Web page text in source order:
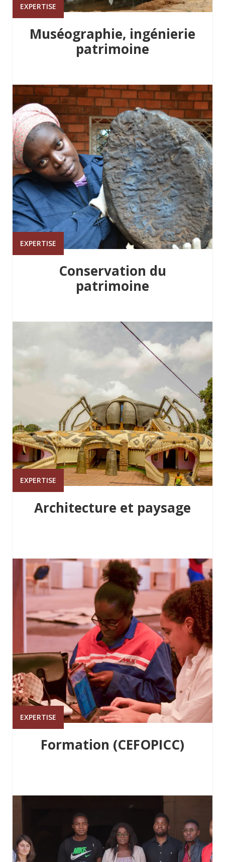
EXPERTISE
Muséographie, ingénierie
patrimoine
EXPERTISE
Conservation du
patrimoine
EXPERTISE
Architecture et paysage
EXPERTISE
Formation (CEFOPICC)